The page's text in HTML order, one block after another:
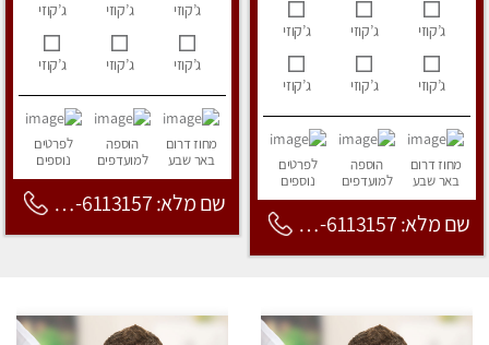
ג’קוזי ג’קוזי ג’קוזי
ג’קוזי ג’קוזי ג’קוזי
מחוז דרום
באר שבע
הוספה
למועדפים
לפרטים
נוספים
שם מלא: 053-6113157
ג’קוזי ג’קוזי ג’קוזי
ג’קוזי ג’קוזי ג’קוזי
מחוז דרום
באר שבע
הוספה
למועדפים
לפרטים
נוספים
שם מלא: 053-6113157